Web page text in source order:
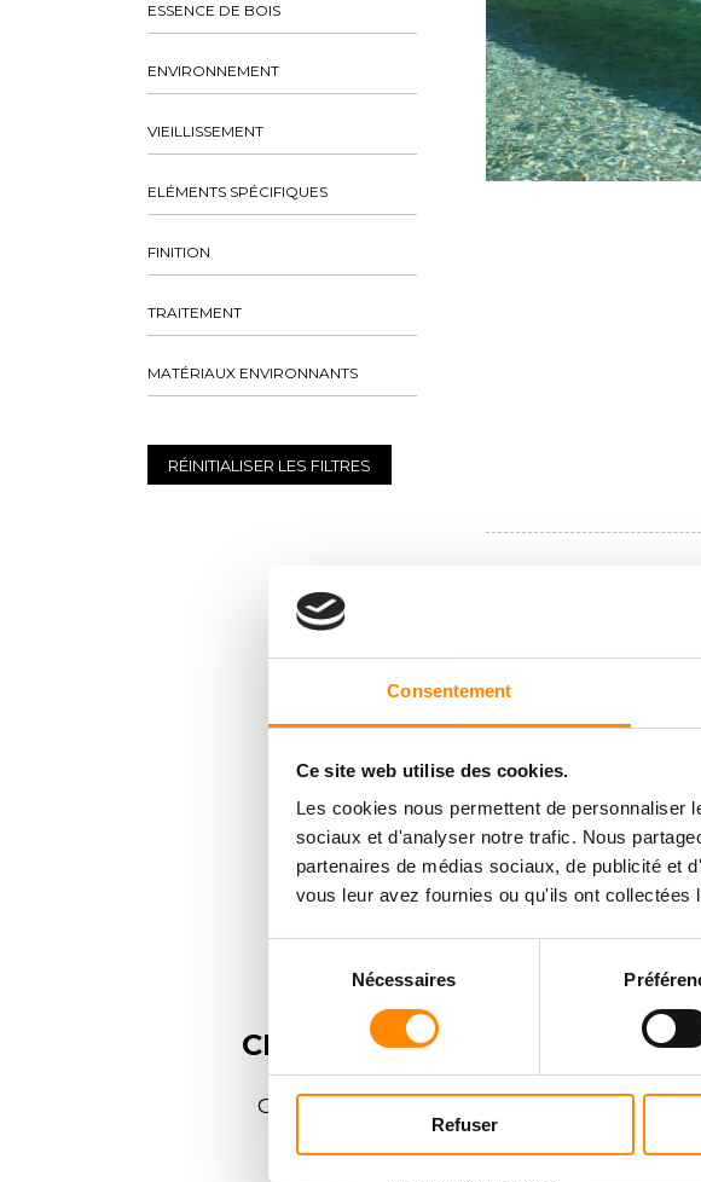
Consentement
Ce site web utilise des cookies.
Les cookies nous permettent de personnaliser
sociaux et d'analyser notre trafic. Nous
partenaires de médias sociaux, de publicité et
vous leur avez fournies ou qu'ils ont
consentement
Nécessaires
Refuser
ESSENCE DE BOIS
ENVIRONNEMENT
VIEILLISSEMENT
ELÉMENTS SPÉCIFIQUES
FINITION
TRAITEMENT
MATÉRIAUX ENVIRONNANTS
RÉINITIALISER LES FILTRES
CENTRE DE
Consulter et télécharger des documents